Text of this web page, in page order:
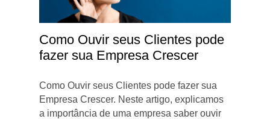
Como Ouvir seus Clientes pode
fazer sua Empresa Crescer
Como Ouvir seus Clientes pode fazer sua
Empresa Crescer. Neste artigo, explicamos
a importância de uma empresa saber ouvir